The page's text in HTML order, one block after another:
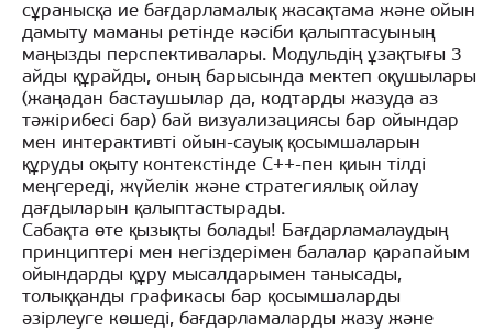
сұранысқа ие бағдарламалық жасақтама және ойын
дамыту маманы ретінде кәсіби қалыптасуының
маңызды перспективалары. Модульдің ұзақтығы 3
айды құрайды, оның барысында мектеп оқушылары
(жаңадан бастаушылар да, кодтарды жазуда аз
тәжірибесі бар) бай визуализациясы бар ойындар
мен интерактивті ойын-сауық қосымшаларын
құруды оқыту контекстінде С++-пен қиын тілді
меңгереді, жүйелік және стратегиялық ойлау
дағдыларын қалыптастырады.
Сабақта өте қызықты болады! Бағдарламалаудың
принциптері мен негіздерімен балалар қарапайым
ойындарды құру мысалдарымен танысады,
толыққанды графикасы бар қосымшаларды
әзірлеуге көшеді, бағдарламаларды жазу және